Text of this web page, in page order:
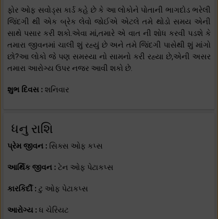
ફોર ઓફ સવોડ્સ કાર્ડ કહે છે કે આ લોકોને પોતાની ભાગદોડ ભરેલી
જિંદગી થી એક બ્રેક લેવો જોઈએ એટલે તમે થોડો સમય એની
સાથે પસાર કરી શકો.એવા માં,તમારે એ વાત ની શોધ કરવી પડશે કે
તમારા જીવનમાં ચાલી શું રહ્યું છે અને તમે જિંદગી પાસેથી શું માંગો
છો?આ લોકો જે પણ સમસ્યા નો સામનો કરી રહ્યા છે,એની અસર
તમારા આરોગ્ય ઉપર નજર આવી શકો છે.
શુભ દિવસ : શનિવાર
ધનુ રાશિ
પ્રેમ જીવન : સિક્સ ઓફ કપ્સ
આર્થિક જીવન : ટેન ઓફ પેટાકપ્સ
કારકિર્દી : ટુ ઓફ પેટાકપ્સ
આરોગ્ય : ધ ચેરિયટ